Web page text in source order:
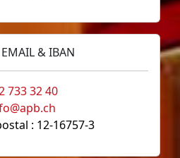
& IBAN
733 32 40
: 12-16757-3